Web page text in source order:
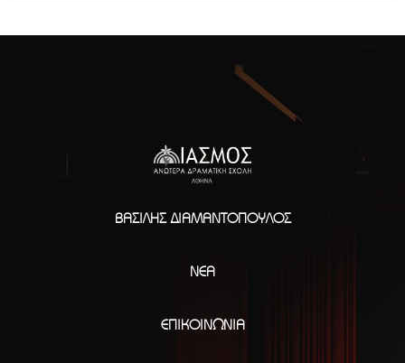
ΒΑΣΊΛΗΣ ΔΙΑΜΑΝΤΌΠΟΥΛΟΣ
ΝΈΑ
ΕΠΙΚΟΙΝΩΝΊΑ